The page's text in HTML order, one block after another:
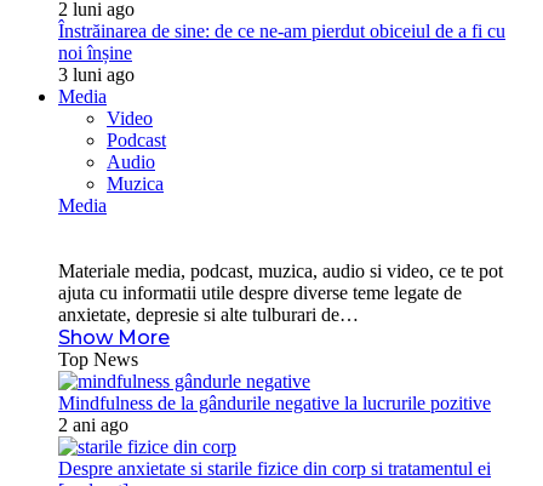
2 luni ago
Înstrăinarea de sine: de ce ne-am pierdut obiceiul de a fi cu
noi înșine
3 luni ago
Media
Video
Podcast
Audio
Muzica
Media
Materiale media, podcast, muzica, audio si video, ce te pot
ajuta cu informatii utile despre diverse teme legate de
anxietate, depresie si alte tulburari de…
Show More
Top News
Mindfulness de la gândurile negative la lucrurile pozitive
2 ani ago
Despre anxietate si starile fizice din corp si tratamentul ei